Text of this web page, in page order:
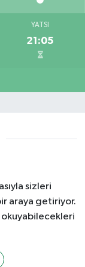
YATSI
21:05
sizleri
araya getiriyor.
okuyabilecekleri